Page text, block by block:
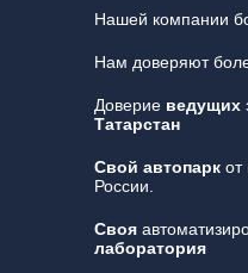
Нашей компании
Нам доверяют
Доверие ведущих
Татарстан
Свой автопаркот
России.
Своя
лаборатория